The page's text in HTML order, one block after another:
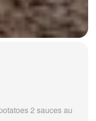
2 sauces au